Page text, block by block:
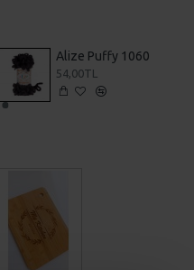
Alize Puffy 1060
54,00TL